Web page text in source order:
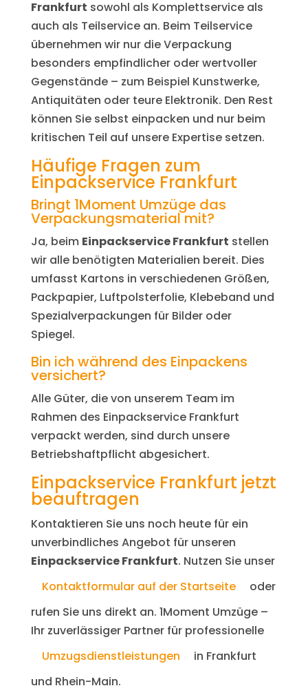
Frankfurt sowohl als Komplettservice als
auch als Teilservice an. Beim Teilservice
übernehmen wir nur die Verpackung
besonders empfindlicher oder wertvoller
Gegenstände – zum Beispiel Kunstwerke,
Antiquitäten oder teure Elektronik. Den Rest
können Sie selbst einpacken und nur beim
kritischen Teil auf unsere Expertise setzen.
Häufige Fragen zum
Einpackservice Frankfurt
Bringt 1Moment Umzüge das
Verpackungsmaterial mit?
Ja, beim Einpackservice Frankfurt stellen
wir alle benötigten Materialien bereit. Dies
umfasst Kartons in verschiedenen Größen,
Packpapier, Luftpolsterfolie, Klebeband und
Spezialverpackungen für Bilder oder
Spiegel.
Bin ich während des Einpackens
versichert?
Alle Güter, die von unserem Team im
Rahmen des Einpackservice Frankfurt
verpackt werden, sind durch unsere
Betriebshaftpflicht abgesichert.
Einpackservice Frankfurt jetzt
beauftragen
Kontaktieren Sie uns noch heute für ein
unverbindliches Angebot für unseren
Einpackservice Frankfurt. Nutzen Sie unser
Kontaktformular auf der Startseite
oder
rufen Sie uns direkt an. 1Moment Umzüge –
Ihr zuverlässiger Partner für professionelle
Umzugsdienstleistungen
in Frankfurt
und Rhein-Main.